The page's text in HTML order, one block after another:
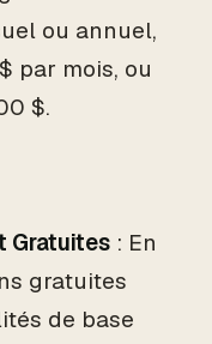
ou annuel,
par mois, ou
$.
Gratuites : En
gratuites
de base